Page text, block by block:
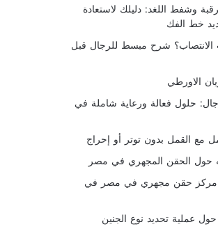
وشفط اللغد: دليلك لاستعادة
خط الفك
شرح مبسط للرجال قبل
الاورطي
حلول فعالة ورعاية شاملة في
مع القمل بدون توتر أو إحراج
حول الحقن المجهري في مصر
حقن مجهري في مصر في
عملية تحديد نوع الجنين